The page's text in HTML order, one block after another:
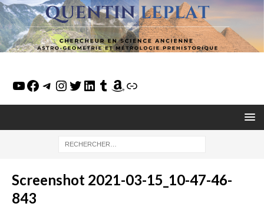
Screenshot 2021-03-15_10-47-46-
843